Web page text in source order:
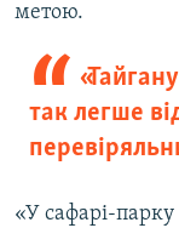
метою.
так легше
«У сафарі-